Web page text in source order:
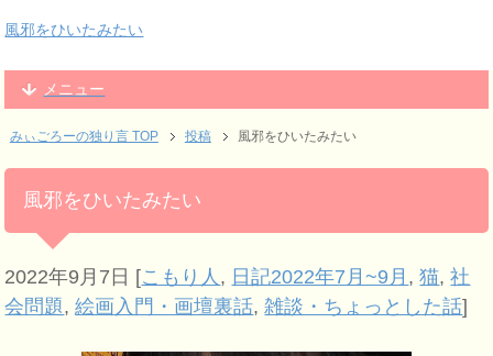
風邪をひいたみたい
メニュー
みぃごろーの独り言 TOP 投稿 風邪をひいたみたい
風邪をひいたみたい
2022年9月7日 [こもり人 , 日記2022年7月~9月 ,猫,社
会問題,絵画入門・画壇裏話,雑談・ちょっとした話]